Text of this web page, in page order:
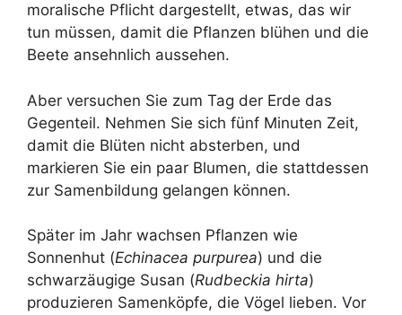
moralische Pflicht dargestellt, etwas, das wir
tun müssen, damit die Pflanzen blühen und die
Beete ansehnlich aussehen.
Aber versuchen Sie zum Tag der Erde das
Gegenteil. Nehmen Sie sich fünf Minuten Zeit,
damit die Blüten nicht absterben, und
markieren Sie ein paar Blumen, die stattdessen
zur Samenbildung gelangen können.
Später im Jahr wachsen Pflanzen wie
Sonnenhut (Echinacea purpurea) und die
schwarzäugige Susan (Rudbeckia hirta)
produzieren Samenköpfe, die Vögel lieben. Vor